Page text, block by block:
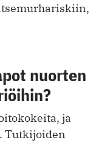
nuorten
ja
Tutkijoiden